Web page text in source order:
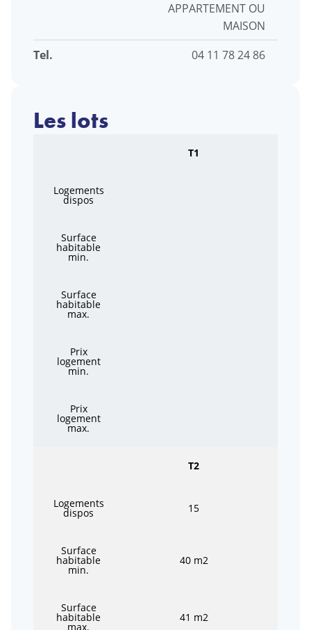
APPARTEMENT OU
MAISON
Tel. 04 11 78 24 86
Les lots
T1
Logements
dispos
Surface
habitable
min.
Surface
habitable
max.
Prix
logement
min.
Prix
logement
max.
T2
Logements
dispos 15
Surface
habitable
min.
40 m2
Surface
habitable
max.
41 m2